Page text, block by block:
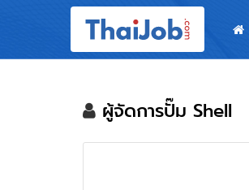
Login
ผู้จัดการปั๊ม Shell